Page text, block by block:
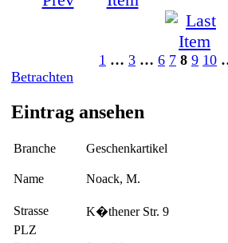
1 … 3 … 6 7 8 9 10
Betrachten
Eintrag ansehen
Branche Geschenkartikel
Name Noack, M.
Strasse
K�thener Str. 9
PLZ